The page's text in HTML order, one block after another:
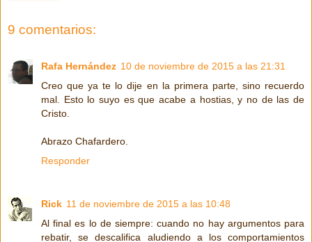
9 comentarios:
Rafa Hernández 10 de noviembre de 2015 a las 21:31
Creo que ya te lo dije en la primera parte, sino recuerdo
mal. Esto lo suyo es que acabe a hostias, y no de las de
Cristo.
Abrazo Chafardero.
Responder
Rick 11 de noviembre de 2015 a las 10:48
Al final es lo de siempre: cuando no hay argumentos para
rebatir, se descalifica aludiendo a los comportamientos